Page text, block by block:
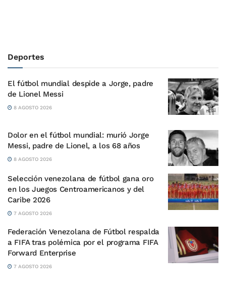
Deportes
El fútbol mundial despide a Jorge, padre
de Lionel Messi
8 AGOSTO 2026
Dolor en el fútbol mundial: murió Jorge
Messi, padre de Lionel, a los 68 años
8 AGOSTO 2026
Selección venezolana de fútbol gana oro
en los Juegos Centroamericanos y del
Caribe 2026
7 AGOSTO 2026
Federación Venezolana de Fútbol respalda
a FIFA tras polémica por el programa FIFA
Forward Enterprise
7 AGOSTO 2026